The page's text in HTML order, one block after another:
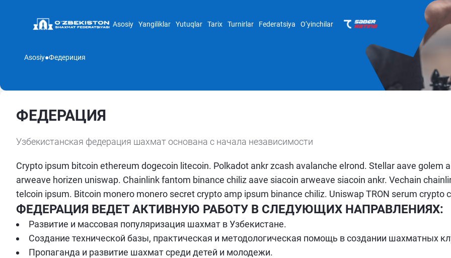
Asosiy Yangiliklar Yutuqlar Tarix Turnirlar Federatsiya O‘yinchilar
Asosiy●Федериция
ФЕДЕРАЦИЯ
Узбекистанская федерация шахмат основана с начала независимости
Crypto ipsum bitcoin ethereum dogecoin litecoin. Polkadot ankr zcash avalanche elrond. Stellar aave golem
arweave horizen uniswap. Chainlink fantom binance chiliz aave siacoin arweave siacoin ankr. Vechain
telcoin ipsum. Bitcoin monero monero secret crypto amp ipsum binance chiliz. Uniswap TRON serum crypto
ФЕДЕРАЦИЯ ВЕДЕТ АКТИВНУЮ РАБОТУ В СЛЕДУЮЩИХ НАПРАВЛЕНИЯХ:
Развитие и массовая популяризация шахмат в Узбекистане.
Создание технической базы, практическая и методологическая помощь в создании шахматных
Пропаганда и развитие шахмат среди детей и молодежи.